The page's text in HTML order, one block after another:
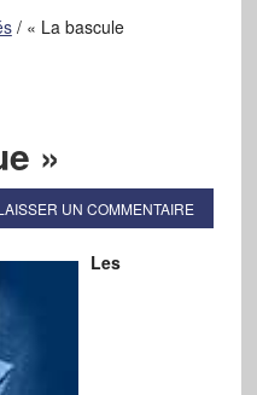
/« La bascule
»
UN COMMENTAIRE
Les